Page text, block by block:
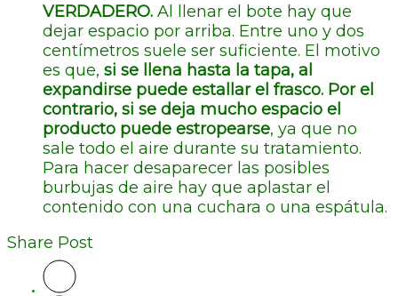
VERDADERO. Al llenar el bote hay que
dejar espacio por arriba. Entre uno y dos
centímetros suele ser suficiente. El motivo
es que, si se llena hasta la tapa, al
expandirse puede estallar el frasco. Por el
contrario, si se deja mucho espacio el
producto puede estropearse, ya que no
sale todo el aire durante su tratamiento.
Para hacer desaparecer las posibles
burbujas de aire hay que aplastar el
contenido con una cuchara o una espátula.
Share Post